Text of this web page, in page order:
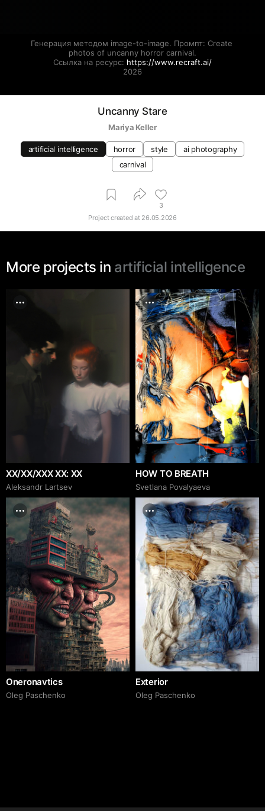
Генерация методом image-to-image. Промпт: Create
photos of uncanny horror carnival.
Ссылка на ресурс: https://www.recraft.ai/
2026
Uncanny Stare
Mariya Keller
artificial intelligence horror style
ai photography
carnival
3
Project created at 26.05.2026
More projects in artificial intelligence
XX/XX/XXX XX: XX
Аleksandr Lartsev
HOW TO BREATH
Svetlana Povalyaeva
Oneronavtics
Oleg Paschenko
Exterior
Oleg Paschenko